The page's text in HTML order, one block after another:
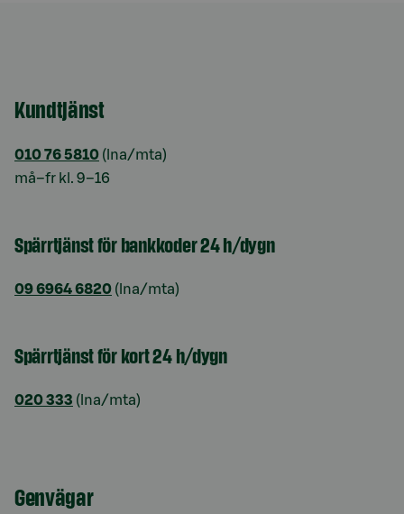
Kundtjänst
010 76 5810 (lna/mta)
må–fr kl. 9–16
Spärrtjänst för bankkoder 24 h/dygn
09 6964 6820 (lna/mta)
Spärrtjänst för kort 24 h/dygn
020 333 (lna/mta)
Genvägar